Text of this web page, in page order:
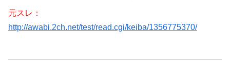
元スレ：
http://awabi.2ch.net/test/read.cgi/keiba/1356775370/